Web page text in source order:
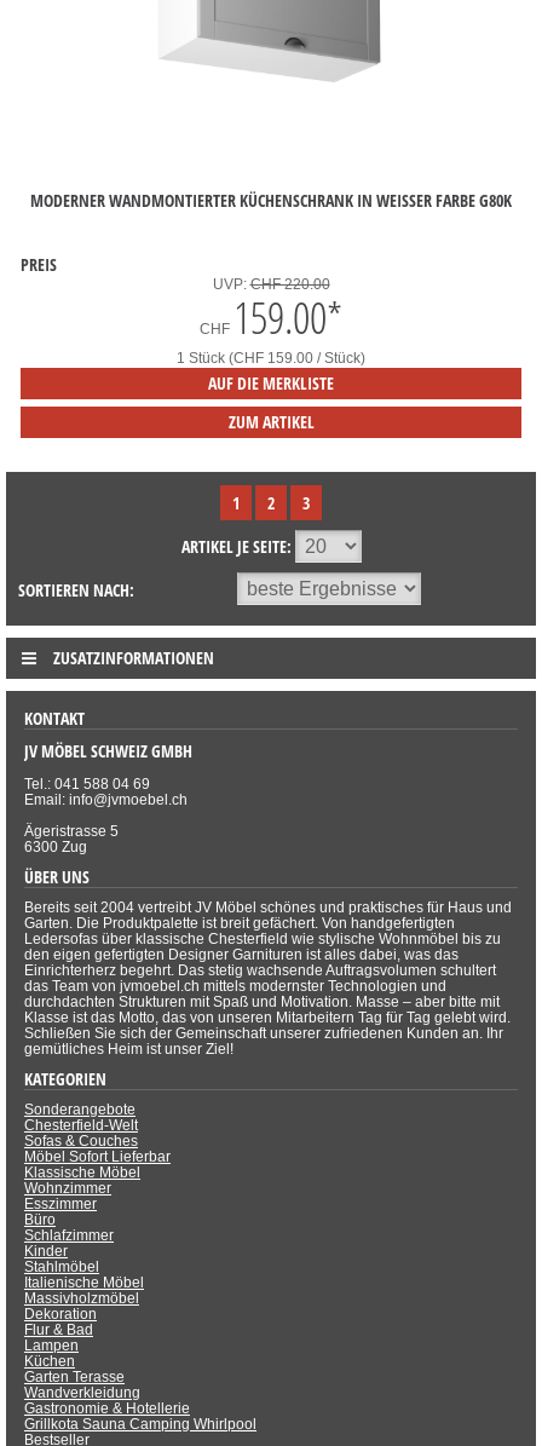
MODERNER WANDMONTIERTER KÜCHENSCHRANK IN WEISSER FARBE G80K
PREIS
UVP:CHF 220.00
CHF 159.00*
1 Stück (CHF 159.00 / Stück)
AUF DIE MERKLISTE
ZUM ARTIKEL
1 2
3
ARTIKEL JE SEITE:
SORTIEREN NACH:
ZUSATZINFORMATIONEN
KONTAKT
JV MÖBEL SCHWEIZ GMBH
Tel.: 041 588 04 69
Email: info@jvmoebel.ch
Ägeristrasse 5
6300 Zug
ÜBER UNS
Bereits seit 2004 vertreibt JV Möbel schönes und praktisches für Haus und
Garten. Die Produktpalette ist breit gefächert. Von handgefertigten
Ledersofas über klassische Chesterfield wie stylische Wohnmöbel bis zu
den eigen gefertigten Designer Garnituren ist alles dabei, was das
Einrichterherz begehrt. Das stetig wachsende Auftragsvolumen schultert
das Team von jvmoebel.ch mittels modernster Technologien und
durchdachten Strukturen mit Spaß und Motivation. Masse – aber bitte mit
Klasse ist das Motto, das von unseren Mitarbeitern Tag für Tag gelebt wird.
Schließen Sie sich der Gemeinschaft unserer zufriedenen Kunden an. Ihr
gemütliches Heim ist unser Ziel!
KATEGORIEN
Sonderangebote
Chesterfield-Welt
Sofas & Couches
Möbel Sofort Lieferbar
Klassische Möbel
Wohnzimmer
Esszimmer
Büro
Schlafzimmer
Kinder
Stahlmöbel
Italienische Möbel
Massivholzmöbel
Dekoration
Flur & Bad
Lampen
Küchen
Garten Terasse
Wandverkleidung
Gastronomie & Hotellerie
Grillkota Sauna Camping Whirlpool
Bestseller